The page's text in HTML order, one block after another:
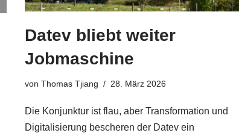
Datev bliebt weiter
Jobmaschine
von Thomas Tjiang 28. März 2026
Die Konjunktur ist flau, aber Transformation und
Digitalisierung bescheren der Datev ein